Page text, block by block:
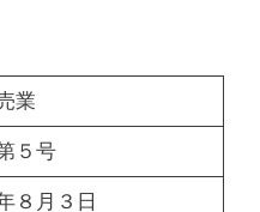
業
５号
８月３日